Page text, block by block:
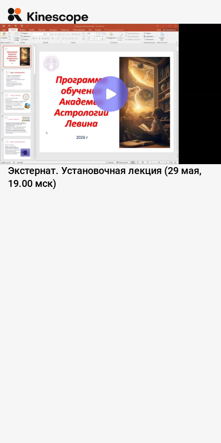
Экстернат. Установочная лекция (29 мая,
19.00 мск)